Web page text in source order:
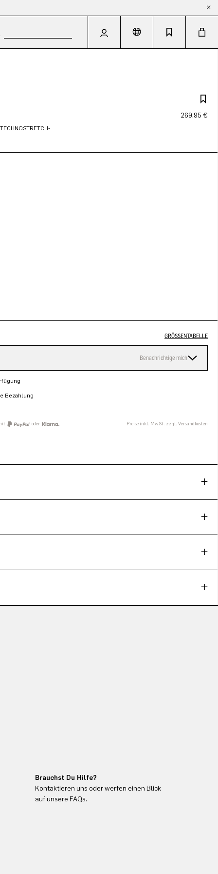
269,95 €
GRÖSSENTABELLE
Benachrichtige mich
Bezahlung
oder Preise inkl. MwSt. zzgl. Versandkosten
Brauchst Du Hilfe?
Kontaktieren uns oder werfen einen Blick
auf unsere FAQs.